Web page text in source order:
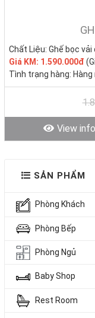
SẢN PHẨM
Phòng Khách
Phòng Bếp
Phòng Ngủ
Baby Shop
Rest Room
Chất Liệu: Ghế bọc
Giá KM: 1.590.000đ
Tình trạng hàng: Hàng
View info